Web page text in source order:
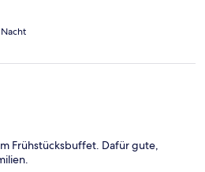
Frühstücksbuffet. Dafür gute,